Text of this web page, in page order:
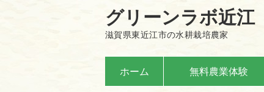
グリーンラボ近江
滋賀県東近江市の水耕栽培農家
ホーム 無料農業体験